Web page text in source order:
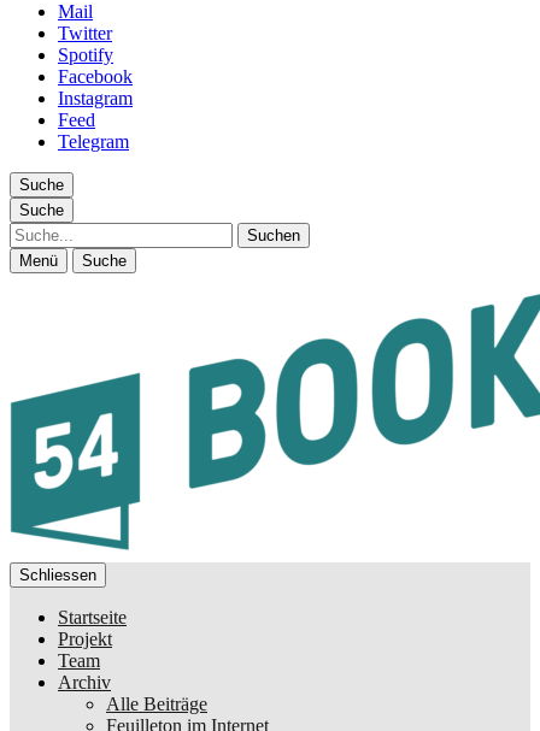
Mail
Twitter
Spotify
Facebook
Instagram
Feed
Telegram
Suche
Suche
Suche
Menü Suche
Schliessen
Startseite
Projekt
Team
Archiv
Alle Beiträge
Feuilleton im Internet